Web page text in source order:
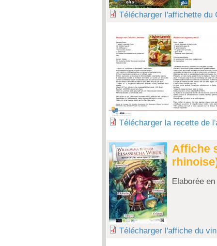
Télécharger l'affichette du
Télécharger la recette de
Affiche
Elaborée
Télécharger l'affiche du